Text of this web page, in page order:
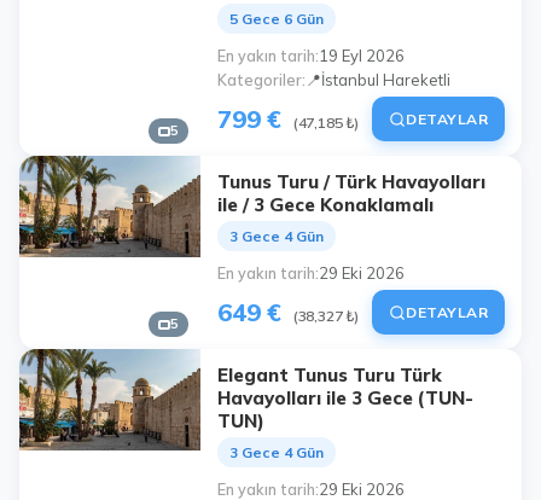
5
5 Gece 6 Gün
En yakın tarih 19 Eyl 2026
Kategoriler 📍İstanbul Hareketli
799 € (47,185 ₺) DETAYLAR
5
Tunus Turu / Türk Havayolları
ile / 3 Gece Konaklamalı
3 Gece 4 Gün
En yakın tarih 29 Eki 2026
649 € (38,327 ₺) DETAYLAR
Elegant Tunus Turu Türk
Havayolları ile 3 Gece (TUN-
TUN)
3 Gece 4 Gün
En yakın tarih 29 Eki 2026